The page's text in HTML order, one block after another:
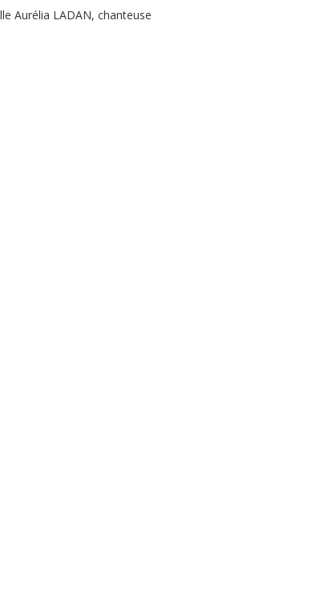
Aurélia LADAN, chanteuse